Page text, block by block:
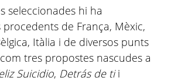
seleccionades hi ha
de França, Mèxic,
Itàlia i de diversos punts
com tres propostes nascudes a
Suicidio, Detrás de tii